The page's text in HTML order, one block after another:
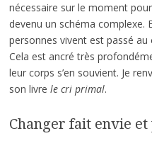
nécessaire sur le moment
devenu un schéma complexe.
personnes vivent est passé
Cela est ancré très
leur corps s’en souvient. Je
son livre le cri primal.
Changer fait envie